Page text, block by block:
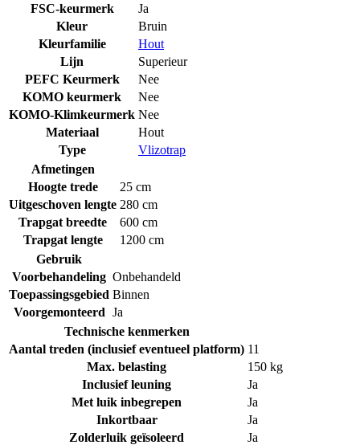
FSC-keurmerk
Ja
Kleur
Bruin
Kleurfamilie
Hout
Lijn
Superieur
PEFC Keurmerk
Nee
KOMO keurmerk
Nee
KOMO-Klimkeurmerk Nee
Materiaal
Hout
Type
Vlizotrap
Afmetingen
Hoogte trede
25 cm
Uitgeschoven lengte 280 cm
Trapgat breedte
600 cm
Trapgat lengte
1200 cm
Gebruik
Voorbehandeling Onbehandeld
Toepassingsgebied Binnen
Voorgemonteerd Ja
Technische kenmerken
Aantal treden (inclusief eventueel platform) 11
Max. belasting
150 kg
Inclusief leuning
Ja
Met luik inbegrepen
Ja
Inkortbaar
Ja
Zolderluik geïsoleerd
Ja